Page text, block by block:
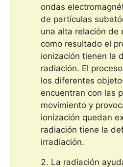
ondas
de partículas
una alta relación de
como resultado el
ionización tienen la
radiación. El
los diferentes
encuentran con las
movimiento y
ionización quedan
radiación tiene la
irradiación.
La radiación